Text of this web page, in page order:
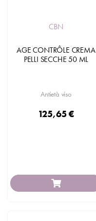
CBN
AGE CONTRÔLE CREMA
PELLI SECCHE 50 ML
Antietà viso
125,65 €